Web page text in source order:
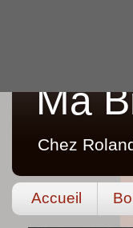
Ma
Chez
Accueil